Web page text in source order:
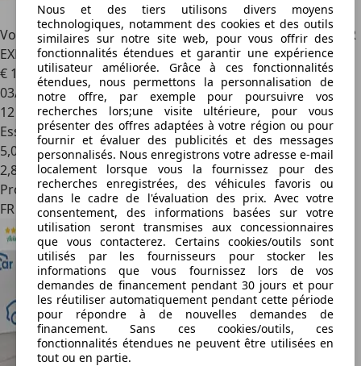
Volkswagen Taigo1.0 TSI 116 DSG7 Life Plus PRIX HT POUR
EXPORT DZ
€ 16 900
03/2025
12 200 km
Essence
5,0 l/100 km (mixte)
2,8
Professionnel
FR 81580
Nous et des tiers utilisons divers moyens
technologiques, notamment des cookies et des outils
similaires sur notre site web, pour vous offrir des
fonctionnalités étendues et garantir une expérience
utilisateur améliorée. Grâce à ces fonctionnalités
étendues, nous permettons la personnalisation de
notre offre, par exemple pour poursuivre vos
recherches lors;une visite ultérieure, pour vous
présenter des offres adaptées à votre région ou pour
fournir et évaluer des publicités et des messages
personnalisés. Nous enregistrons votre adresse e-mail
localement lorsque vous la fournissez pour des
recherches enregistrées, des véhicules favoris ou
dans le cadre de l'évaluation des prix. Avec votre
consentement, des informations basées sur votre
utilisation seront transmises aux concessionnaires
que vous contacterez. Certains cookies/outils sont
utilisés par les fournisseurs pour stocker les
informations que vous fournissez lors de vos
demandes de financement pendant 30 jours et pour
les réutiliser automatiquement pendant cette période
pour répondre à de nouvelles demandes de
financement. Sans ces cookies/outils, ces
fonctionnalités étendues ne peuvent être utilisées en
tout ou en partie.